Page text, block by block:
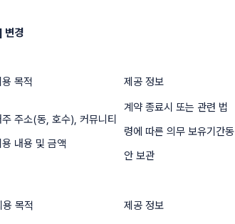
변경
용 목적 제공 정보
주 주소(동, 호수), 커뮤니티
용 내용 및 금액
계약 종료시 또는 관련 법
령에 따른 의무 보유기간동
안 보관
용 목적 제공 정보